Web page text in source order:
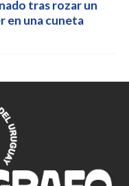
tras rozar un
en una cuneta